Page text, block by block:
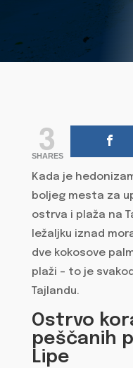
3
SHARES
Kada je
boljeg mesta za
ostrva i plaža na
ležaljku iznad
dve kokosove
plaži – to je
Tajlandu.
Ostrvo
peščanih
Lipe